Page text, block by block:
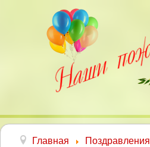
Главная
Поздравления